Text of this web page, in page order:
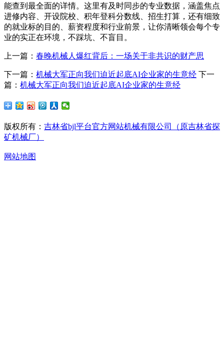
能查到最全面的详情。这里有及时同步的专业数据，涵盖焦点
进修内容、开设院校、积年登科分数线、招生打算，还有细致
的就业标的目的、薪资程度和行业前景，让你清晰领会每个专
业的实正在环境，不踩坑、不盲目。
上一篇： 春晚机械人爆红背后：一场关于非共识的财产思
下一篇： 机械大军正向我们迫近起底AI企业家的生意经 下一
篇： 机械大军正向我们迫近起底AI企业家的生意经
版权所有： 吉林省bjl平台官方网站机械有限公司（原吉林省探
矿机械厂）
网站地图